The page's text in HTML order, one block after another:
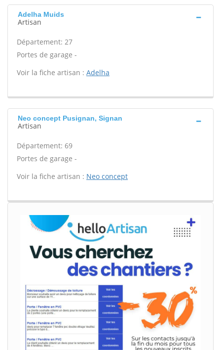
Adelha Muids
Artisan
Département: 27
Portes de garage -
Voir la fiche artisan : Adelha
Neo concept Pusignan, Signan
Artisan
Département: 69
Portes de garage -
Voir la fiche artisan : Neo concept